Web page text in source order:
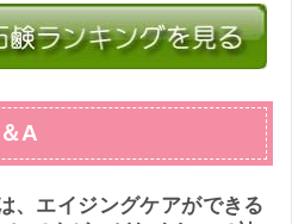
A
エイジングケアができる